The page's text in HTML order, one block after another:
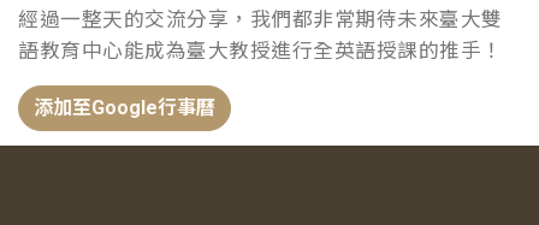
經過一整天的交流分享，我們都非常期待未來臺大雙
語教育中心能成為臺大教授進行全英語授課的推手！
添加至Google行事曆